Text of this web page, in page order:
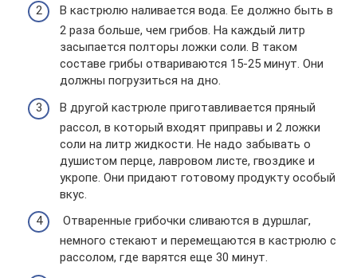
В кастрюлю наливается вода. Ее должно быть в
2 раза больше, чем грибов. На каждый литр
засыпается полторы ложки соли. В таком
составе грибы отвариваются 15-25 минут. Они
должны погрузиться на дно.
В другой кастрюле приготавливается пряный
рассол, в который входят приправы и 2 ложки
соли на литр жидкости. Не надо забывать о
душистом перце, лавровом листе, гвоздике и
укропе. Они придают готовому продукту особый
вкус.
Отваренные грибочки сливаются в дуршлаг,
немного стекают и перемещаются в кастрюлю с
рассолом, где варятся еще 30 минут.